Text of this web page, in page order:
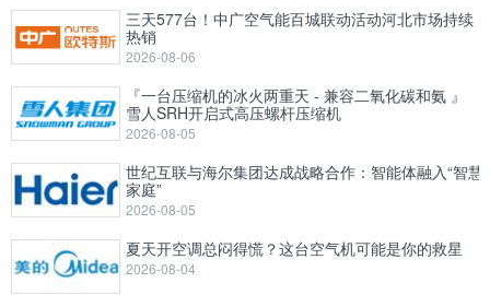
三天577台！中广空气能百城联动活动河北市场持续
热销
2026-08-06
『一台压缩机的冰火两重天 - 兼容二氧化碳和氨 』
雪人SRH开启式高压螺杆压缩机
2026-08-05
世纪互联与海尔集团达成战略合作：智能体融入“智慧
家庭”
2026-08-05
夏天开空调总闷得慌？这台空气机可能是你的救星
2026-08-04